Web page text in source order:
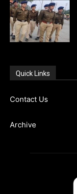
Quick Links
Contact Us
Archive